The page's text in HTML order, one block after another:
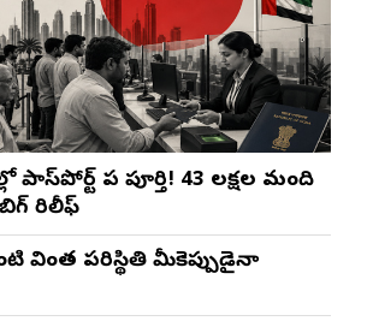
పాస్‌పోర్ట్ పని పూర్తి! 43 లక్షల మంది
రిలీఫ్
వింత పరిస్థితి మీకెప్పుడైనా